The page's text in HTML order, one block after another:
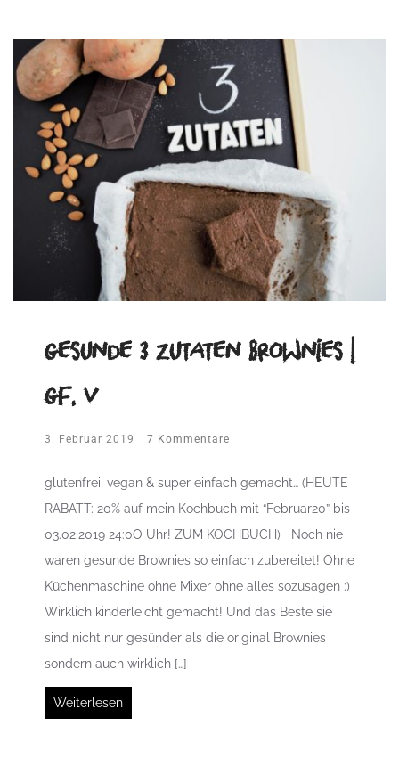
gesunde 3 Zutaten Brownies |
gf, v
3. Februar 2019 7 Kommentare
glutenfrei, vegan & super einfach gemacht… (HEUTE
RABATT: 20% auf mein Kochbuch mit “Februar20” bis
03.02.2019 24:0O Uhr! ZUM KOCHBUCH) Noch nie
waren gesunde Brownies so einfach zubereitet! Ohne
Küchenmaschine ohne Mixer ohne alles sozusagen :)
Wirklich kinderleicht gemacht! Und das Beste sie
sind nicht nur gesünder als die original Brownies
sondern auch wirklich […]
Weiterlesen